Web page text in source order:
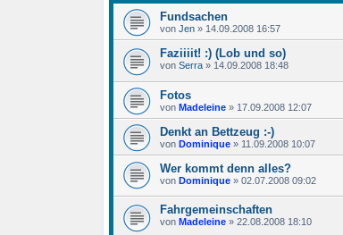
Fundsachen
von Jen » 14.09.2008 16:57
Faziiiit! :) (Lob und so)
von Serra » 14.09.2008 18:48
Fotos
von Madeleine » 17.09.2008 12:07
Denkt an Bettzeug :-)
von Dominique » 11.09.2008 10:07
Wer kommt denn alles?
von Dominique » 02.07.2008 09:02
Fahrgemeinschaften
von Madeleine » 22.08.2008 18:10